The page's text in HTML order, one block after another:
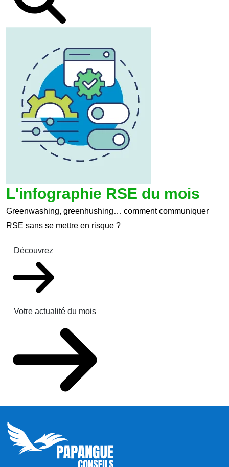
L'infographie RSE du mois
Greenwashing, greenhushing… comment communiquer
RSE sans se mettre en risque ?
Découvrez
Votre actualité du mois